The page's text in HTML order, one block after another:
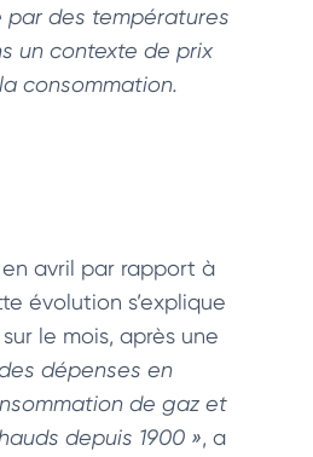
par des températures
un contexte de prix
consommation.
avril par rapport à
évolution s’explique
le mois, après une
dépenses en
de gaz et
depuis 1900 », a